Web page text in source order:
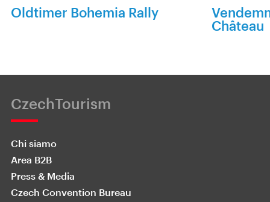
Oldtimer Bohemia Rally
Château
CzechTourism
Chi siamo
Area B2B
Press & Media
Czech Convention Bureau